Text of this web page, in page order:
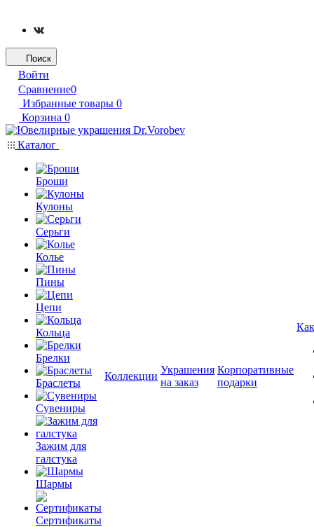
Поиск
Войти
Сравнение0
Избранные товары 0
Корзина 0
Каталог
Броши
Кулоны
Серьги
Колье
Пины
Цепи
Кольца
Брелки
Браслеты
Сувениры
Зажим для
галстука
Шармы
Сертификаты
Коллекции
Украшения
на заказ
Корпоративные
подарки